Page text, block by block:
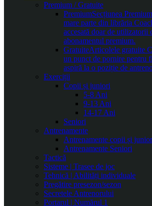
Premium / Gratuite
PremiumSecțiunea
mare parte din librăria
accesată doar de utilizatorii
abonamentul premium.
GratuiteArticolele gratuite
un punct de pornire pentru
aspiră la o poziție de
Exerciții
Copii și juniori
5-8 Ani
9-13 Ani
14-17 Ani
Seniori
Antrenamente
Antrenamente copii și
Antrenamente Seniori
Tactică
Sisteme | Trasee de joc
Tehnică | Abilități individuale
Pregătire presezon/sezon
Secretele Antrenorului
Portarul | Numărul 1